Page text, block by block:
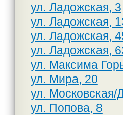
ул. Ладожская, 3
ул. Ладожская,
ул. Ладожская,
ул. Ладожская,
ул. Максима
ул. Мира, 20
ул. Московская/
ул. Попова, 8